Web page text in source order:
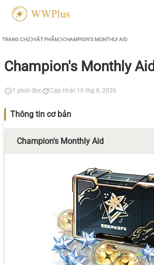
TRANG CHỦ VẬT PHẨM CHAMPION'S MONTHLY AID
Champion's Monthly Aid
1 phút đọc Cập nhật 10 thg 8, 2026
Thông tin cơ bản
Champion's Monthly Aid